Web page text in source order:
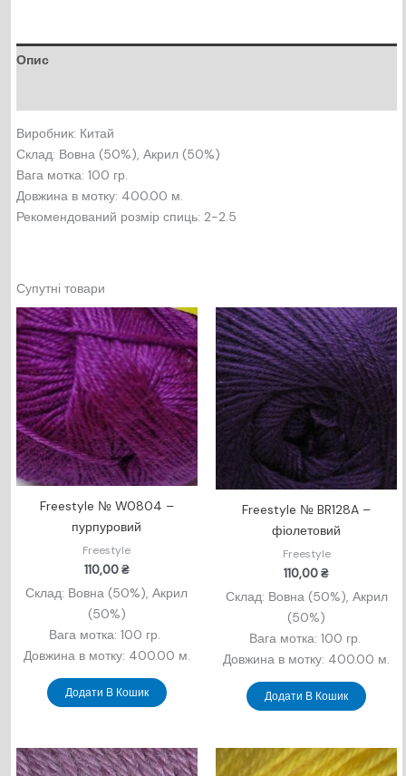
Опис
Виробник: Китай
Склад: Вовна (50%), Акрил (50%)
Вага мотка: 100 гр.
Довжина в мотку: 400.00 м.
Рекомендований розмір спиць: 2-2.5
Супутні товари
Freestyle № W0804 –
пурпуровий
Freestyle
110,00₴
Склад: Вовна (50%), Акрил
(50%)
Вага мотка: 100 гр.
Довжина в мотку: 400.00 м.
Додати В Кошик
Freestyle № BR128A –
фіолетовий
Freestyle
110,00₴
Склад: Вовна (50%), Акрил
(50%)
Вага мотка: 100 гр.
Довжина в мотку: 400.00 м.
Додати В Кошик